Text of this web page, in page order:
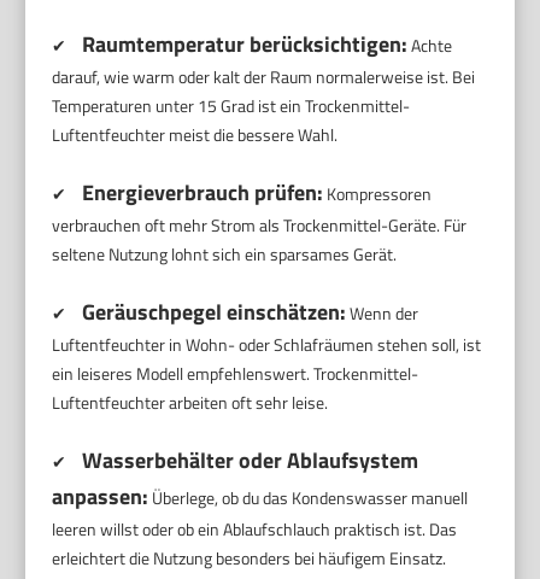
✔ Raumtemperatur berücksichtigen:Achte
darauf, wie warm oder kalt der Raum normalerweise ist. Bei
Temperaturen unter 15 Grad ist ein Trockenmittel-
Luftentfeuchter meist die bessere Wahl.
✔ Energieverbrauch prüfen: Kompressoren
verbrauchen oft mehr Strom als Trockenmittel-Geräte. Für
seltene Nutzung lohnt sich ein sparsames Gerät.
✔ Geräuschpegel einschätzen:Wenn der
Luftentfeuchter in Wohn- oder Schlafräumen stehen soll, ist
ein leiseres Modell empfehlenswert. Trockenmittel-
Luftentfeuchter arbeiten oft sehr leise.
✔
Wasserbehälter oder Ablaufsystem
anpassen: Überlege, ob du das Kondenswasser manuell
leeren willst oder ob ein Ablaufschlauch praktisch ist. Das
erleichtert die Nutzung besonders bei häufigem Einsatz.